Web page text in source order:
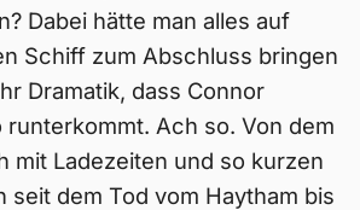
Dabei hätte man alles auf
Schiff zum Abschluss bringen
Dramatik, dass Connor
runterkommt. Ach so. Von dem
mit Ladezeiten und so kurzen
seit dem Tod vom Haytham bis